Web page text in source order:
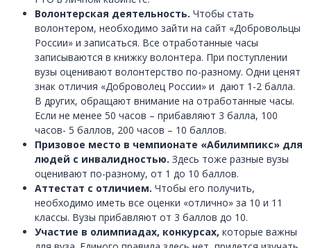
Волонтерская деятельность. Чтобы стать
волонтером, необходимо зайти на сайт «Добровольцы
России» и записаться. Все отработанные часы
записываются в книжку волонтера. При поступлении
вузы оценивают волонтерство по-разному. Одни ценят
знак отличия «Доброволец России» и дают 1-2 балла.
В других, обращают внимание на отработанные часы.
Если не менее 50 часов – прибавляют 3 балла, 100
часов- 5 баллов, 200 часов – 10 баллов.
Призовое место в чемпионате «Абилимпикс» для
людей с инвалидностью. Здесь тоже разные вузы
оценивают по-разному, от 1 до 10 баллов.
Аттестат с отличием. Чтобы его получить,
необходимо иметь все оценки «отлично» за 10 и 11
классы. Вузы прибавляют от 3 баллов до 10.
Участие в олимпиадах, конкурсах, которые важны